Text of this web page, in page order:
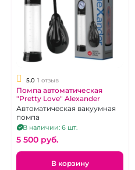
5.0 1 отзыв
Помпа автоматическая
"Pretty Love" Alexander
Автоматическая вакуумная
помпа
В наличии: 6 шт.
5 500 pуб.
В корзину